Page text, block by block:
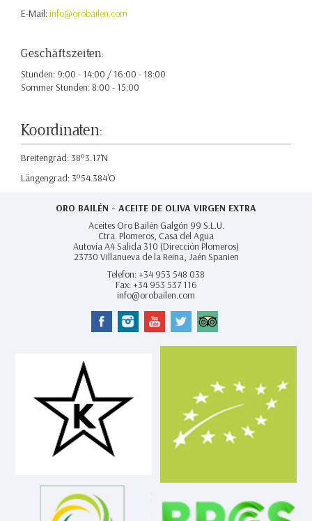
E-Mail:info@orobailen.com
Geschäftszeiten:
Stunden: 9:00 - 14:00 / 16:00 - 18:00
Sommer Stunden: 8:00 - 15:00
Koordinaten:
Breitengrad: 38º3.17'N
Längengrad: 3º54.384'O
ORO BAILÉN - ACEITE DE OLIVA VIRGEN EXTRA
Aceites Oro Bailén Galgón 99 S.L.U.
Ctra. Plomeros, Casa del Agua
Autovía A4 Salida 310 (Dirección Plomeros)
23730 Villanueva de la Reina, Jaén Spanien
Telefon:+34 953 548 038
Fax:+34 953 537 116
info@orobailen.com